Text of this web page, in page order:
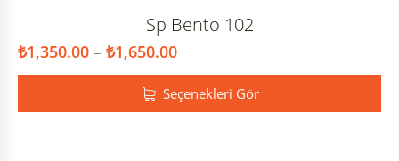
Sp Bento 102
₺1,350.00 – ₺1,650.00
Seçenekleri Gör